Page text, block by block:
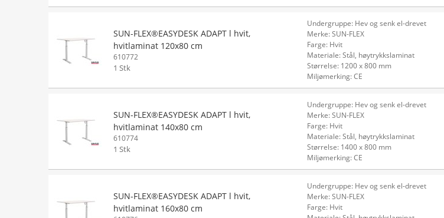
SUN-FLEX®EASYDESK ADAPT l hvit,
hvitlaminat 120x80 cm
610772
1 Stk
Undergruppe: Hev og senk el-drevet
Merke: SUN-FLEX
Farge: Hvit
Materiale: Stål, høytrykkslaminat
Størrelse: 1200 x 800 mm
Miljømerking: CE
SUN-FLEX®EASYDESK ADAPT l hvit,
hvitlaminat 140x80 cm
610774
1 Stk
Undergruppe: Hev og senk el-drevet
Merke: SUN-FLEX
Farge: Hvit
Materiale: Stål, høytrykkslaminat
Størrelse: 1400 x 800 mm
Miljømerking: CE
SUN-FLEX®EASYDESK ADAPT l hvit,
hvitlaminat 160x80 cm
Undergruppe: Hev og senk el-drevet
Merke: SUN-FLEX
Farge: Hvit